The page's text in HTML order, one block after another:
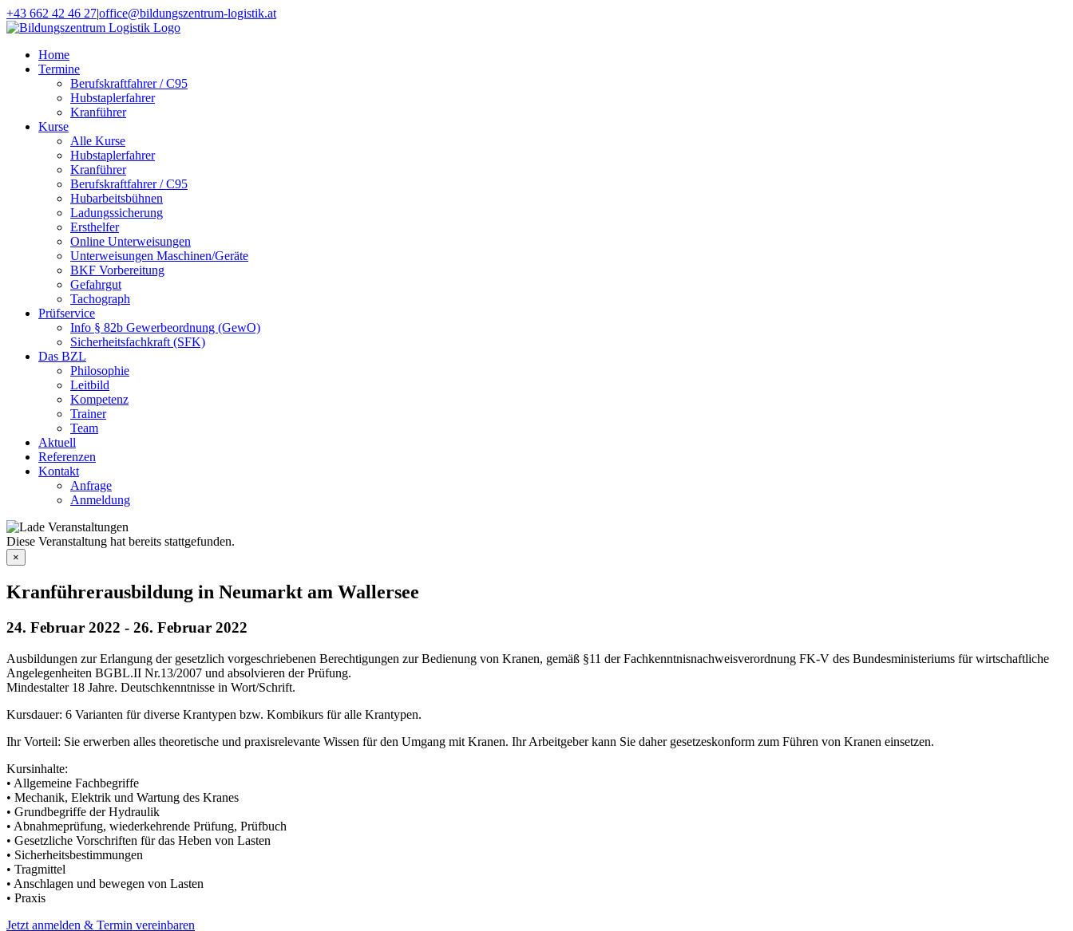
Zum
Inhalt
+43 662 42 46 27|office@bildungszentrum-logistik.at
Facebook
E-
Home
Termine
Berufskraftfahrer / C95
Hubstaplerfahrer
Kranführer
Kurse
Alle Kurse
Hubstaplerfahrer
Kranführer
Berufskraftfahrer / C95
Hubarbeitsbühnen
Ladungssicherung
Ersthelfer
Online Unterweisungen
Unterweisungen Maschinen/Geräte
BKF Vorbereitung
Gefahrgut
Tachograph
Prüfservice
Info § 82b Gewerbeordnung (GewO)
Sicherheitsfachkraft (SFK)
Das BZL
Philosophie
Leitbild
Kompetenz
Trainer
Team
Aktuell
Referenzen
Kontakt
Anfrage
Anmeldung
Diese Veranstaltung hat bereits stattgefunden.
×
Kranführerausbildung in Neumarkt am Wallersee
24. Februar 2022 - 26. Februar 2022
Ausbildungen zur Erlangung der gesetzlich vorgeschriebenen Berechtigungen zur Bedienung von Kranen, gemäß §11 der Fachkenntnisnachweisverordnung FK-V des Bundesministeriums für wirtschaftliche
Angelegenheiten BGBL.II Nr.13/2007 und absolvieren der Prüfung.
Mindestalter 18 Jahre. Deutschkenntnisse in Wort/Schrift.
Kursdauer: 6 Varianten für diverse Krantypen bzw. Kombikurs für alle Krantypen.
Ihr Vorteil: Sie erwerben alles theoretische und praxisrelevante Wissen für den Umgang mit Kranen. Ihr Arbeitgeber kann Sie daher gesetzeskonform zum Führen von Kranen einsetzen.
Kursinhalte:
• Allgemeine Fachbegriffe
• Mechanik, Elektrik und Wartung des Kranes
• Grundbegriffe der Hydraulik
• Abnahmeprüfung, wiederkehrende Prüfung, Prüfbuch
• Gesetzliche Vorschriften für das Heben von Lasten
• Sicherheitsbestimmungen
• Tragmittel
• Anschlagen und bewegen von Lasten
• Praxis
Jetzt anmelden & Termin vereinbaren